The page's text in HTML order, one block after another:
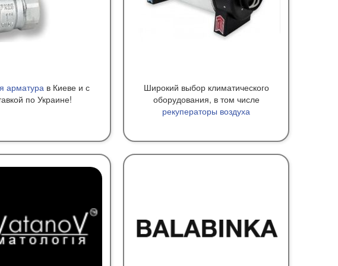
арматура в Киеве и с
по Украине!
Широкий выбор климатического
оборудования, в том числе
рекуператоры воздуха